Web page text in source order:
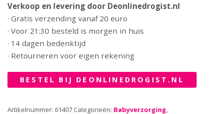
Verkoop en levering door Deonlinedrogist.nl
· Gratis verzending vanaf 20 euro
· Voor 21:30 besteld is morgen in huis
· 14 dagen bedenktijd
· Retourneren voor eigen rekening
BESTEL BIJ DEONLINEDROGIST.NL
Artikelnummer: 61407 Categorieën: Babyverzorging,